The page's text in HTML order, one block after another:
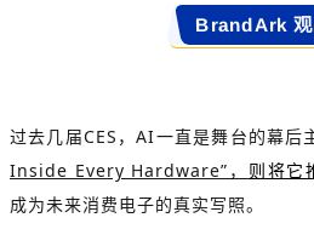
BrandArk 观
过去几届CES，AI一直是舞台的幕后
Inside Every Hardware”， 则将它
成为未来消费电子的真实写照。